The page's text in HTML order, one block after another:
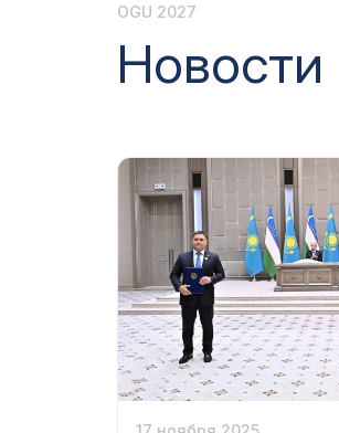
OGU 2027
Новости